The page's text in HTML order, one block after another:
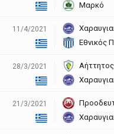
Μαρκό
11/4/2021
Εθνικός
28/3/2021
21/3/2021